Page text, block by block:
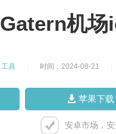
Gatern机场
工具 时间：2024-08-21
苹果下载
安卓市场，安